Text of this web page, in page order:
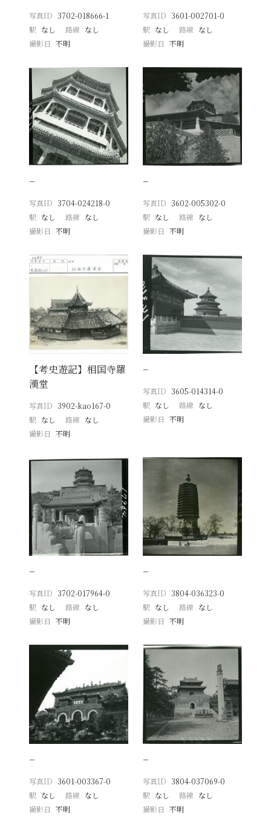
写真ID 3702-018666-1
駅 なし 路線 なし
撮影日
不明
写真ID 3601-002701-0
駅 なし 路線 なし
撮影日 不明
−
写真ID 3704-024218-0
駅 なし 路線 なし
撮影日
不明
−
写真ID 3602-005302-0
駅 なし 路線 なし
撮影日 不明
【考史遊記】相国寺羅
漢堂
写真ID 3902-kao167-0
駅 なし 路線 なし
撮影日
不明
−
写真ID 3605-014314-0
駅 なし 路線 なし
撮影日 不明
−
写真ID 3702-017964-0
駅 なし 路線 なし
撮影日
不明
−
写真ID 3804-036323-0
駅 なし 路線 なし
撮影日 不明
−
写真ID 3601-003367-0
駅 なし 路線 なし
撮影日
不明
−
写真ID 3804-037069-0
駅 なし 路線 なし
撮影日 不明